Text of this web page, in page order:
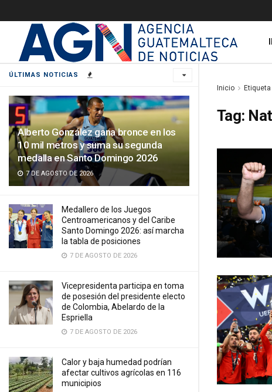
ÚLTIMAS NOTICIAS
Alberto González gana bronce en los
10 mil metros y suma su segunda
medalla en Santo Domingo 2026
7 DE AGOSTO DE 2026
Medallero de los Juegos
Centroamericanos y del Caribe
Santo Domingo 2026: así marcha
la tabla de posiciones
7 DE AGOSTO DE 2026
Vicepresidenta participa en toma
de posesión del presidente electo
de Colombia, Abelardo de la
Espriella
7 DE AGOSTO DE 2026
Calor y baja humedad podrían
afectar cultivos agrícolas en 116
municipios
Inicio Etiqueta
Tag: